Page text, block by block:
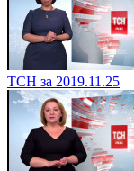
ТСН за 2019.11.25